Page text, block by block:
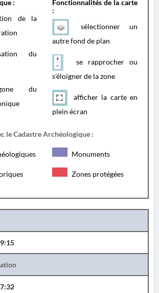
:
de la
du
du
Fonctionnalités de la carte
:
sélectionner un
autre fond de plan
se rapprocher ou
s'éloigner de la zone
afficher la carte en
plein écran
le Cadastre Archéologique :
Monuments
Zones protégées